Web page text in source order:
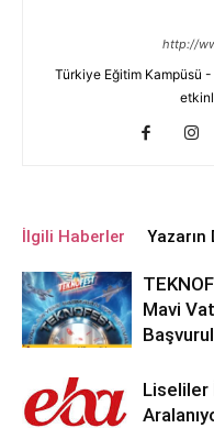
http://
Türkiye Eğitim Kampüsü
İlgili Haberler Yazarın
Mavi
Liseliler